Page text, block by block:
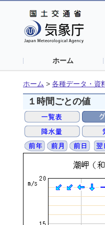
ホーム
ホーム > 各種データ・資
１時間ごとの値